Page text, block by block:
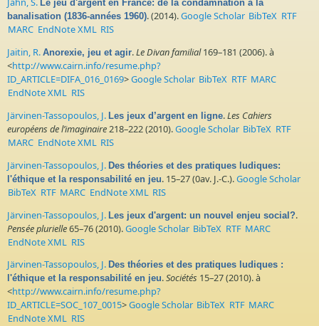
Le jeu d'argent en France: de la condamnation à la
banalisation (1836-années 1960). (2014).Google Scholar BibTeX RTF
MARC EndNote XML RIS
Jaitin, R. Anorexie, jeu et agir.Le Divan familial169–181 (2006). à
<http://www.cairn.info/resume.php?
ID_ARTICLE=DIFA_016_0169>Google Scholar BibTeX RTF MARC
EndNote XML RIS
Järvinen-Tassopoulos, J. Les jeux d’argent en ligne.Les Cahiers
européens de l’imaginaire218–222 (2010).Google Scholar BibTeX RTF
MARC EndNote XML RIS
Järvinen-Tassopoulos, J. Des théories et des pratiques ludiques:
l'éthique et la responsabilité en jeu. 15–27 (0av. J.-C.).Google Scholar
BibTeX RTF MARC EndNote XML RIS
Järvinen-Tassopoulos, J. Les jeux d'argent: un nouvel enjeu social?.
Pensée plurielle65–76 (2010).Google Scholar BibTeX RTF MARC
EndNote XML
RIS
Järvinen-Tassopoulos, J. Des théories et des pratiques ludiques :
l'éthique et la responsabilité en jeu.Sociétés 15–27 (2010). à
<http://www.cairn.info/resume.php?
ID_ARTICLE=SOC_107_0015>Google Scholar BibTeX RTF MARC
EndNote XML RIS